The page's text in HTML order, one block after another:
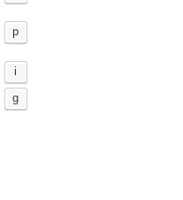
p
i
g